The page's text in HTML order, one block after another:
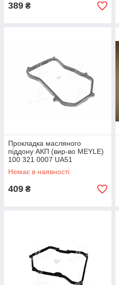
389 ₴
Прокладка масляного
піддону АКП (вир-во MEYLE)
100 321 0007 UA51
Немає в наявності
409 ₴